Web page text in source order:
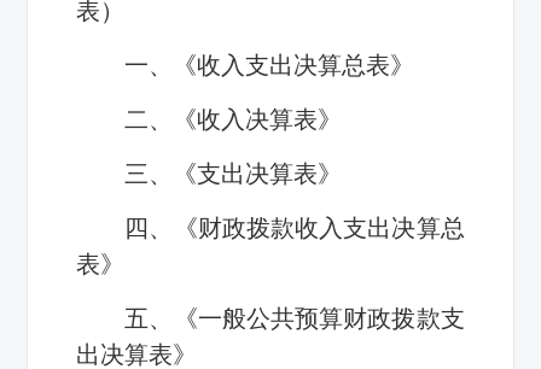
表）
一、《收入支出决算总表》
二、《收入决算表》
三、《支出决算表》
四、《财政拨款收入支出决算总
表》
五、《一般公共预算财政拨款支
出决算表》